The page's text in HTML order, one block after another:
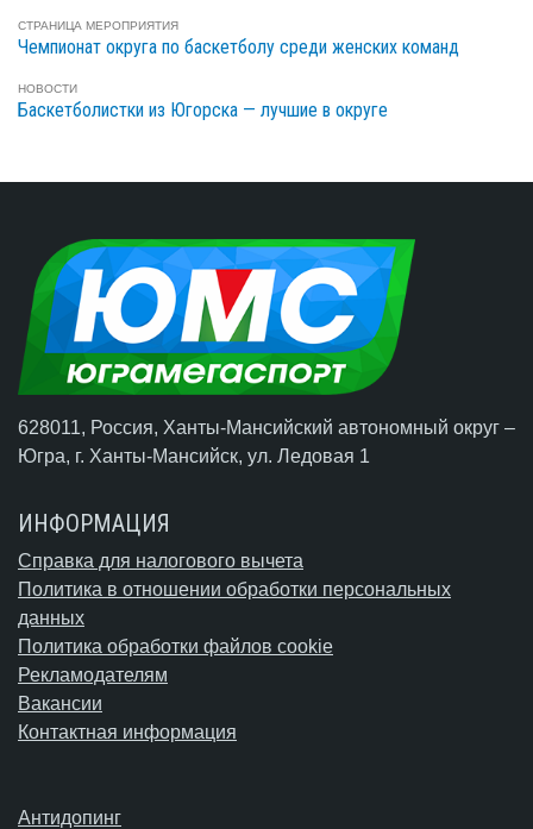
СТРАНИЦА МЕРОПРИЯТИЯ
Чемпионат округа по баскетболу среди женских команд
НОВОСТИ
Баскетболистки из Югорска — лучшие в округе
628011, Россия, Ханты-Мансийский автономный округ –
Югра, г. Ханты-Мансийск, ул. Ледовая 1
ИНФОРМАЦИЯ
Справка для налогового вычета
Политика в отношении обработки персональных
данных
Политика обработки файлов cookie
Рекламодателям
Вакансии
Контактная информация
Антидопинг